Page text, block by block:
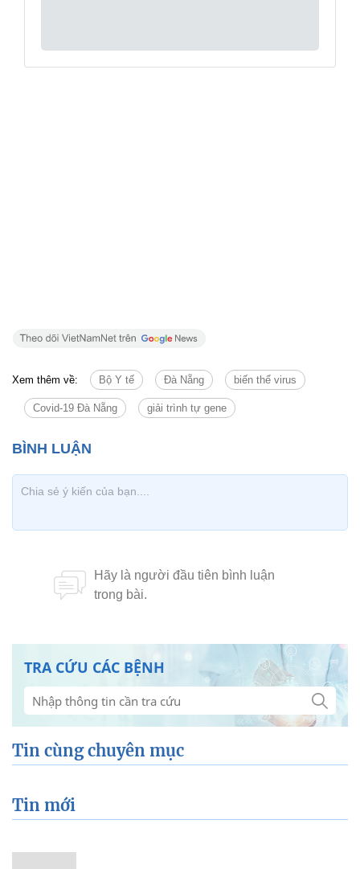
Xem thêm về: Bộ Y tế Đà Nẵng biến thể virus
Covid-19 Đà Nẵng giải trình tự gene
TRA CỨU CÁC BỆNH
Tin cùng chuyên mục
Tin mới